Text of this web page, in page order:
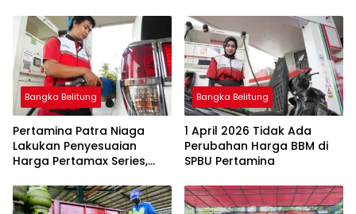
Penyaluran BBM Subsidi
bagi Nelayan melalui
Aplikasi XSTAR
Bangka Belitung
Pertamina Patra Niaga
Lakukan Penyesuaian
Harga Pertamax Series,
Subsidi Tetap
Bangka Belitung
1 April 2026 Tidak Ada
Perubahan Harga BBM di
SPBU Pertamina